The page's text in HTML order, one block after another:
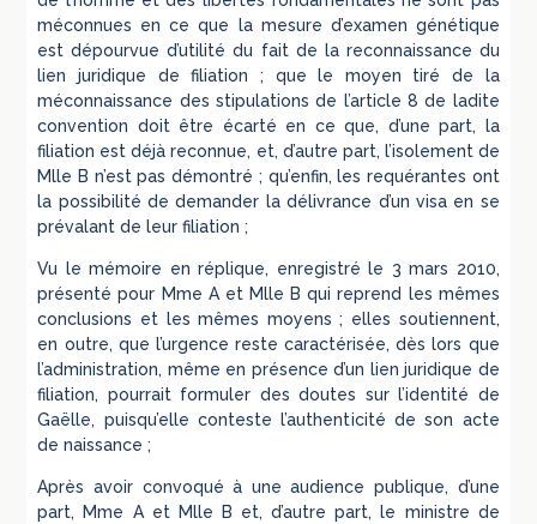
méconnues en ce que la mesure d’examen génétique
est dépourvue d’utilité du fait de la reconnaissance du
lien juridique de filiation ; que le moyen tiré de la
méconnaissance des stipulations de l’article 8 de ladite
convention doit être écarté en ce que, d’une part, la
filiation est déjà reconnue, et, d’autre part, l’isolement de
Mlle B n’est pas démontré ; qu’enfin, les requérantes ont
la possibilité de demander la délivrance d’un visa en se
prévalant de leur filiation ;
Vu le mémoire en réplique, enregistré le 3 mars 2010,
présenté pour Mme A et Mlle B qui reprend les mêmes
conclusions et les mêmes moyens ; elles soutiennent,
en outre, que l’urgence reste caractérisée, dès lors que
l’administration, même en présence d’un lien juridique de
filiation, pourrait formuler des doutes sur l’identité de
Gaëlle, puisqu’elle conteste l’authenticité de son acte
de naissance ;
Après avoir convoqué à une audience publique, d’une
part, Mme A et Mlle B et, d’autre part, le ministre de